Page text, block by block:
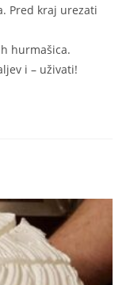
Pred kraj urezati
hurmašica.
i – uživati!